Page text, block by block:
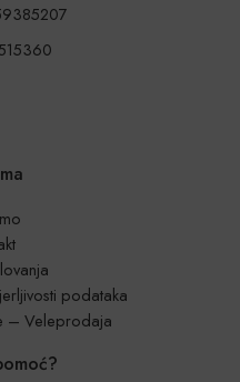
podataka
– Veleprodaja